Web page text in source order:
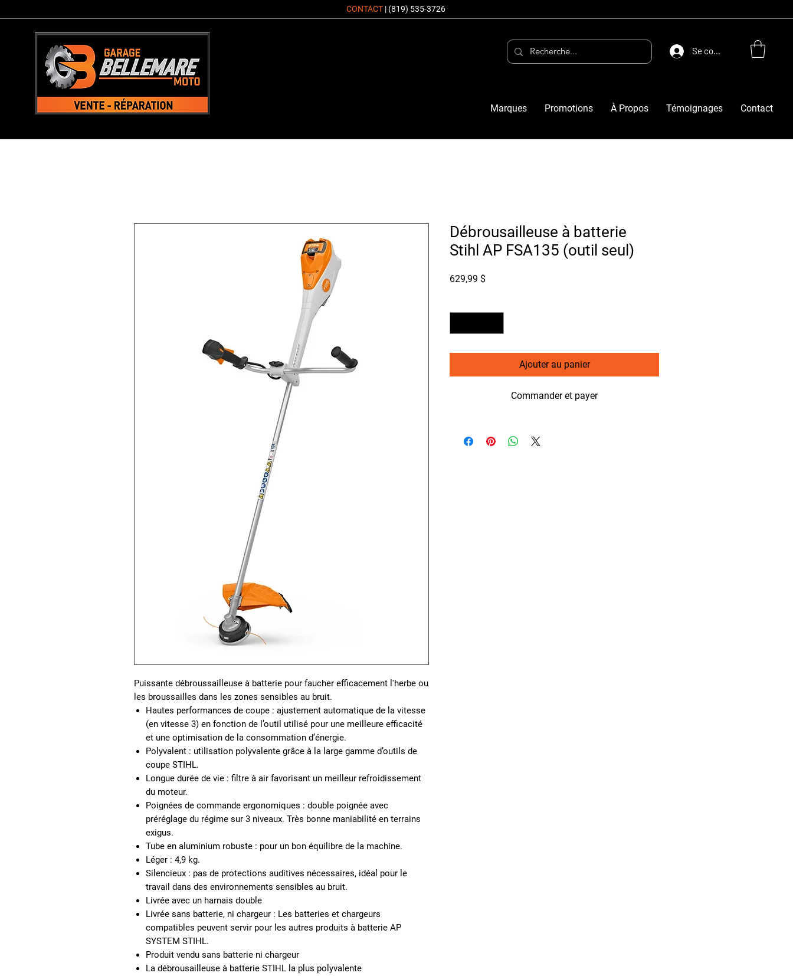
CONTACT | (819) 535-3726
Se connecter
Marques Promotions À Propos Témoignages Contact
Puissante débroussailleuse à batterie pour faucher efficacement l'herbe ou
les broussailles dans les zones sensibles au bruit.
Hautes performances de coupe : ajustement automatique de la vitesse
(en vitesse 3) en fonction de l’outil utilisé pour une meilleure efficacité
et une optimisation de la consommation d’énergie.
Polyvalent : utilisation polyvalente grâce à la large gamme d’outils de
coupe STIHL.
Longue durée de vie : filtre à air favorisant un meilleur refroidissement
du moteur.
Poignées de commande ergonomiques : double poignée avec
préréglage du régime sur 3 niveaux. Très bonne maniabilité en terrains
exigus.
Tube en aluminium robuste : pour un bon équilibre de la machine.
Léger : 4,9 kg.
Silencieux : pas de protections auditives nécessaires, idéal pour le
travail dans des environnements sensibles au bruit.
Livrée avec un harnais double
Livrée sans batterie, ni chargeur : Les batteries et chargeurs
compatibles peuvent servir pour les autres produits à batterie AP
SYSTEM STIHL.
Produit vendu sans batterie ni chargeur
La débrousailleuse à batterie STIHL la plus polyvalente
Débrousailleuse à batterie
Stihl AP FSA135 (outil seul)
629,99 $Prix
Ajouter au panier
Commander et payer